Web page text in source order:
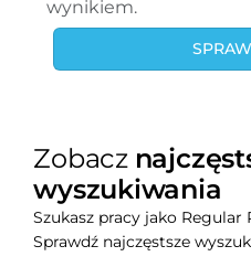
wynikiem.
Zobacz
wyszukiwania
Szukasz pracy jako Regular
Sprawdź najczęstsze